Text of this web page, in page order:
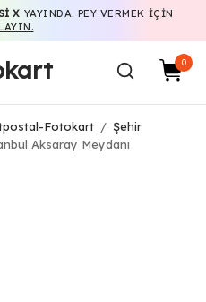
X YAYINDA. PEY VERMEK IÇIN
0
Fotokart / Şehir
Aksaray Meydanı